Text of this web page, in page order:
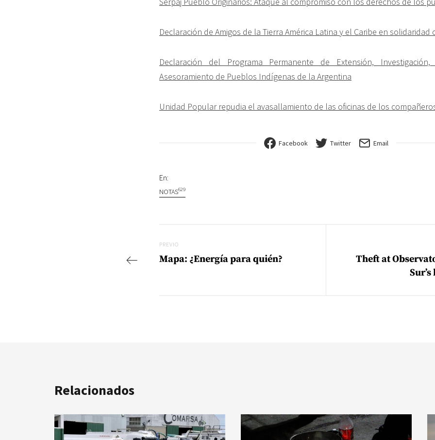
Declaración de Amigos de la Tierra América Latina y el Caribe en solidaridad
Declaración del Programa Permanente de Extensión, Investigación,
Asesoramiento de Pueblos Indígenas de la Argentina
Unidad Popular repudia el avasallamiento de las oficinas de los
Facebook Twitter Email
En:
NOTAS629
Previo
PREVIO
Mapa: ¿Energía para quién?
Theft at
Relacionados